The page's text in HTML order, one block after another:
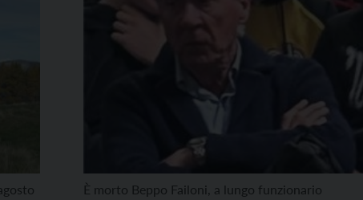
È morto Beppo Failoni, a lungo funzionario